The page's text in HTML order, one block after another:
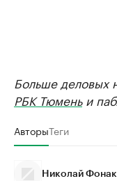
Больше деловых
РБК Тюменьи
АвторыТеги
Николай